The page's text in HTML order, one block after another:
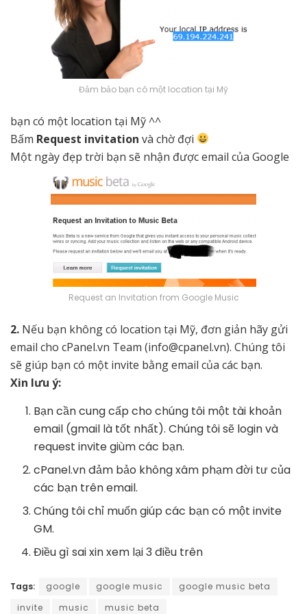
Đảm bảo bạn có một location tại Mỹ
bạn có một location tại Mỹ ^^
Bấm Request invitation và chờ đợi
Một ngày đẹp trời bạn sẽ nhận được email của Google
Request an Invitation from Google Music
2. Nếu bạn không có location tại Mỹ, đơn giản hãy gửi
email cho cPanel.vn Team (info@cpanel.vn). Chúng tôi
sẽ giúp bạn có một invite bằng email của các bạn.
Xin lưu ý:
Bạn cần cung cấp cho chúng tôi một tài khoản
email (gmail là tốt nhất). Chúng tôi sẽ login và
request invite giùm các bạn.
cPanel.vn đảm bảo không xâm phạm đời tư của
các bạn trên email.
Chúng tôi chỉ muốn giúp các bạn có một invite
GM.
Điều gì sai xin xem lại 3 điều trên
Tags: google google music
google music beta
invite
music music beta